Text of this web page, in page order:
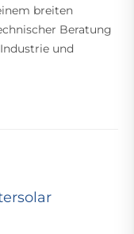
breiten
Beratung
und